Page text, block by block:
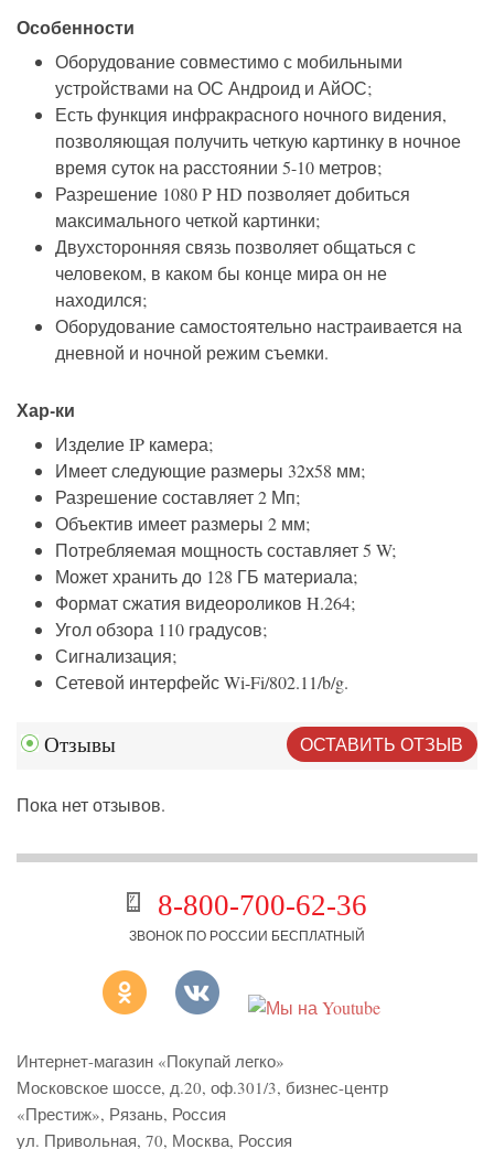
Особенности
Оборудование совместимо с мобильными
устройствами на ОС Андроид и АйОС;
Есть функция инфракрасного ночного видения,
позволяющая получить четкую картинку в ночное
время суток на расстоянии 5-10 метров;
Разрешение 1080 P HD позволяет добиться
максимального четкой картинки;
Двухсторонняя связь позволяет общаться с
человеком, в каком бы конце мира он не
находился;
Оборудование самостоятельно настраивается на
дневной и ночной режим съемки.
Хар-ки
Изделие IP камера;
Имеет следующие размеры 32х58 мм;
Разрешение составляет 2 Мп;
Объектив имеет размеры 2 мм;
Потребляемая мощность составляет 5 W;
Может хранить до 128 ГБ материала;
Формат сжатия видеороликов H.264;
Угол обзора 110 градусов;
Сигнализация;
Сетевой интерфейс Wi-Fi/802.11/b/g.
Отзывы ОСТАВИТЬ ОТЗЫВ
Пока нет отзывов.
8-800-700-62-36
ЗВОНОК ПО РОССИИ БЕСПЛАТНЫЙ
Интернет-магазин «Покупай легко»
Московское шоссе, д.20, оф.301/3, бизнес-центр
«Престиж», Рязань, Россия
ул. Привольная, 70, Москва, Россия